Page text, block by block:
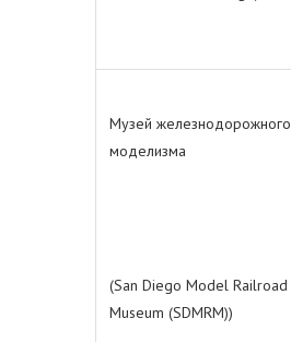
Музей железнодорожного
моделизма
(San Diego Model Railroad
Museum (SDMRM))